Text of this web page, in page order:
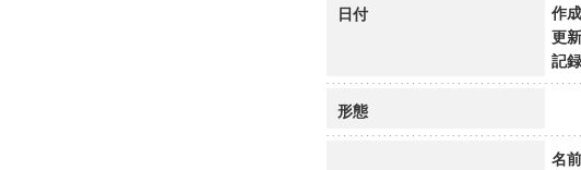
慶應義塾大学グローバルCOEプログラム市民社会ガバナンス教育研究
慶應義塾大学グローバルCOEプログラム論理と感性の先端的教育研究
博士課程教育リーディングプログラム「超成熟社会発展のサイエンス」
日付
作
更
記
形態
名前